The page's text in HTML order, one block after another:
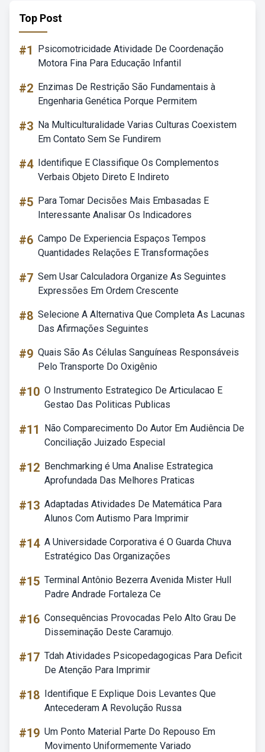
Top Post
#1
Psicomotricidade Atividade De Coordenação
Motora Fina Para Educação Infantil
#2 Enzimas De Restrição São Fundamentais à
Engenharia Genética Porque Permitem
#3 Na Multiculturalidade Varias Culturas Coexistem
Em Contato Sem Se Fundirem
#4 Identifique E Classifique Os Complementos
Verbais Objeto Direto E Indireto
#5 Para Tomar Decisões Mais Embasadas E
Interessante Analisar Os Indicadores
#6 Campo De Experiencia Espaços Tempos
Quantidades Relações E Transformações
#7 Sem Usar Calculadora Organize As Seguintes
Expressões Em Ordem Crescente
#8 Selecione A Alternativa Que Completa As Lacunas
Das Afirmações Seguintes
#9 Quais São As Células Sanguíneas Responsáveis
Pelo Transporte Do Oxigênio
#10 O Instrumento Estrategico De Articulacao E
Gestao Das Politicas Publicas
#11
Não Comparecimento Do Autor Em Audiência De
Conciliação Juizado Especial
#12 Benchmarking é Uma Analise Estrategica
Aprofundada Das Melhores Praticas
#13 Adaptadas Atividades De Matemática Para
Alunos Com Autismo Para Imprimir
#14 A Universidade Corporativa é O Guarda Chuva
Estratégico Das Organizações
#15 Terminal Antônio Bezerra Avenida Mister Hull
Padre Andrade Fortaleza Ce
#16 Consequências Provocadas Pelo Alto Grau De
Disseminação Deste Caramujo.
#17 Tdah Atividades Psicopedagogicas Para Deficit
De Atenção Para Imprimir
#18 Identifique E Explique Dois Levantes Que
Antecederam A Revolução Russa
#19 Um Ponto Material Parte Do Repouso Em
Movimento Uniformemente Variado